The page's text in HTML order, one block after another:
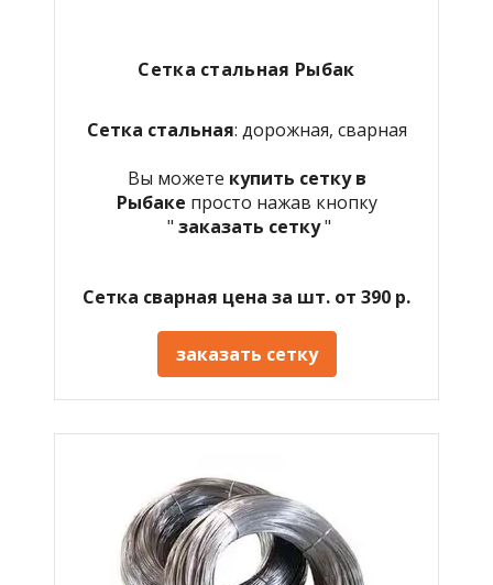
Сетка стальная Рыбак
Сетка стальная: дорожная, сварная
Вы можете купить сетку в
Рыбаке просто нажав кнопку
" заказать сетку"
Сетка сварная цена за шт. от 390 р.
заказать сетку